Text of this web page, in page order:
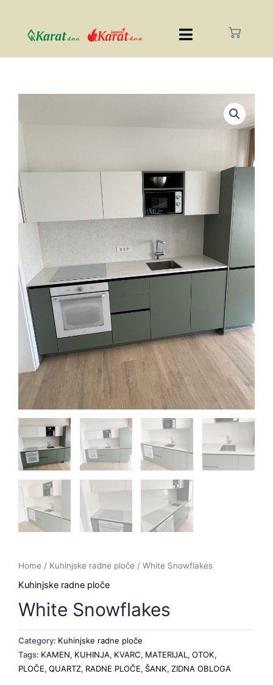
Home / Kuhinjske radne ploče / White Snowflakes
Kuhinjske radne ploče
White Snowflakes
Category: Kuhinjske radne ploče
Tags: KAMEN, KUHINJA, KVARC, MATERIJAL, OTOK,
PLOČE, QUARTZ, RADNE PLOČE, ŠANK, ZIDNA OBLOGA